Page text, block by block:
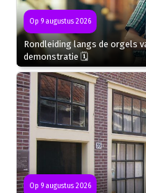
Op 9 augustus 2026
Rondleiding langs de orgels
demonstratie 🗓
Op 9 augustus 2026